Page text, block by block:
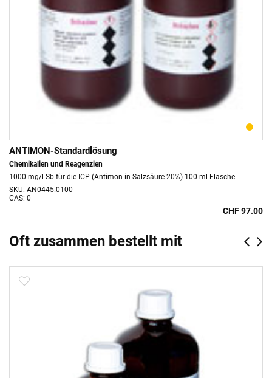
ANTIMON-Standardlösung
Chemikalien und Reagenzien
1000 mg/l Sb für die ICP (Antimon in Salzsäure 20%) 100 ml Flasche
SKU: AN0445.0100
CAS: 0
CHF 97.00
Oft zusammen bestellt mit